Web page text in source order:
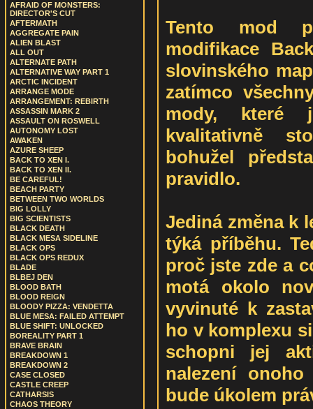
AFRAID OF MONSTERS:
DIRECTOR'S CUT
AFTERMATH
AGGREGATE PAIN
ALIEN BLAST
ALL OUT
ALTERNATE PATH
ALTERNATIVE WAY PART 1
ARCTIC INCIDENT
ARRANGE MODE
ARRANGEMENT: REBIRTH
ASSASSIN MARK 2
ASSAULT ON ROSWELL
AUTONOMY LOST
AWAKEN
AZURE SHEEP
BACK TO XEN I.
BACK TO XEN II.
BE CAREFUL!
BEACH PARTY
BETWEEN TWO WORLDS
BIG LOLLY
BIG SCIENTISTS
BLACK DEATH
BLACK MESA SIDELINE
BLACK OPS
BLACK OPS REDUX
BLADE
BLBEJ DEN
BLOOD BATH
BLOOD REIGN
BLOODY PIZZA: VENDETTA
BLUE MESA: FAILED ATTEMPT
BLUE SHIFT: UNLOCKED
BOREALITY PART 1
BRAVE BRAIN
BREAKDOWN 1
BREAKDOWN 2
CASE CLOSED
CASTLE CREEP
CATHARSIS
CHAOS THEORY
Tento mod
modifikace
slovinského
zatímco
mody, které
kvalitativně
bohužel
pravidlo.
Jediná změna k
týká příběhu.
proč jste zde a
motá okolo
vyvinuté k
ho v komplexu
schopni jej
nalezení
bude úkolem